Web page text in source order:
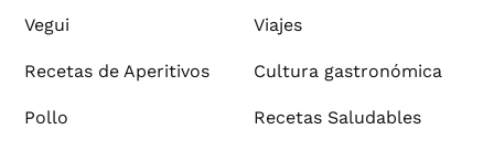
Vegui Viajes
Recetas de Aperitivos Cultura gastronómica
Pollo Recetas Saludables